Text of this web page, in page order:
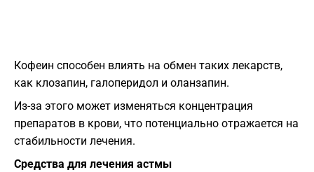
Кофеин способен влиять на обмен таких лекарств,
как клозапин, галоперидол и оланзапин.
Из-за этого может изменяться концентрация
препаратов в крови, что потенциально отражается на
стабильности лечения.
Средства для лечения астмы